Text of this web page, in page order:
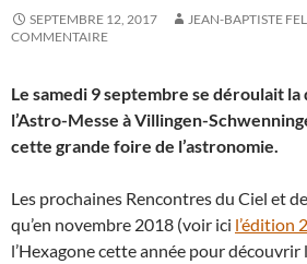
SEPTEMBRE 12, 2017 JEAN-BAPTISTE
COMMENTAIRE
Le samedi 9 septembre se déroulait
l’Astro-Messe à Villingen-
cette grande foire de l’astronomie.
Les prochaines Rencontres du Ciel et de
qu’en novembre 2018 (voir ici l’édition
l’Hexagone cette année pour découvrir